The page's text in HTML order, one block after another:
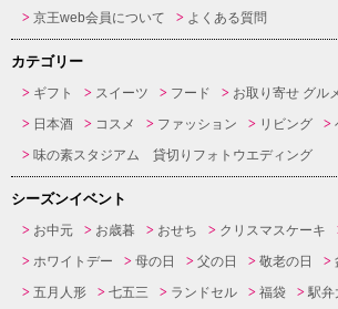
京王web会員について
よくある質問
カテゴリー
ギフト スイーツ フード お取り寄せ グル
日本酒
コスメ ファッション リビング
味の素スタジアム 貸切りフォトウエディング
シーズンイベント
お中元 お歳暮 おせち クリスマスケーキ
ホワイトデー
母の日 父の日 敬老の日
五月人形
七五三 ランドセル 福袋 駅弁